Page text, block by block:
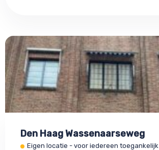
Den Haag Wassenaarseweg
Eigen locatie - voor iedereen toegankelijk